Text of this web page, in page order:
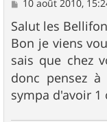
s
s
a
g
e
10 août 2010,
Salut les
Bon je viens
sais que chez
donc pensez
sympa d'avoir